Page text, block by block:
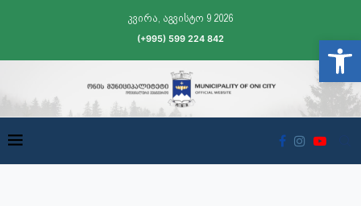
კვირა, აგვისტო 9 2026
(+995) 599 224 842